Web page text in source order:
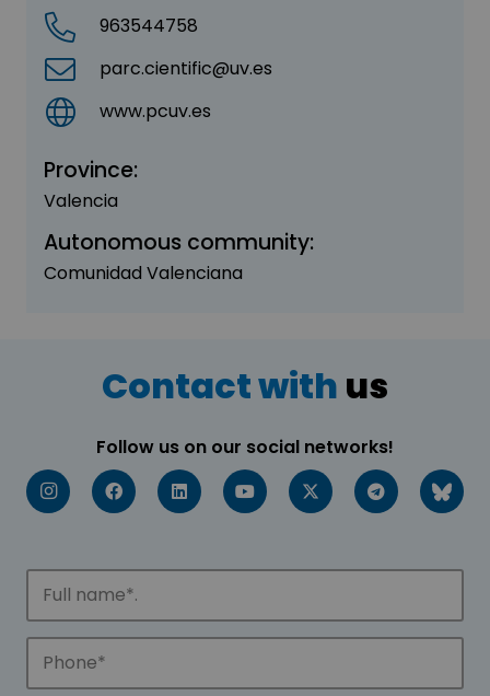
963544758
parc.cientific@uv.es
www.pcuv.es
Province:
Valencia
Autonomous community:
Comunidad Valenciana
Contact with us
Follow us on our social networks!